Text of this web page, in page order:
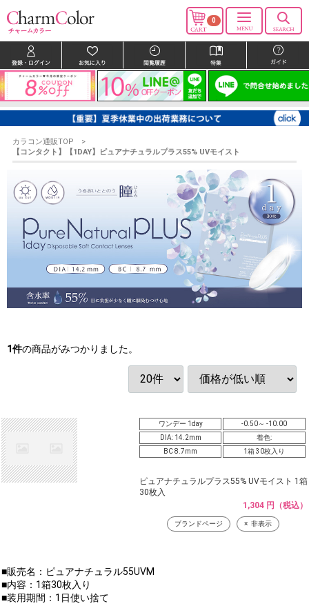
0
カラコン通販TOP
【コンタクト】【1DAY】ピュアナチュラルプラス55% UVモイスト
1件の商品がみつかりました。
ワンデー 1day
-0.50～ -10.00
DIA: 14.2mm
着色:
BC 8.7mm
1箱 30枚入り
ピュアナチュラルプラス55% UVモイスト 1箱
30枚入
1,304 円（税込）
ブランドページ 非表示
■販売名：ピュアナチュラル55UVM
■内容：1箱30枚入り
■装用期間：1日使い捨て